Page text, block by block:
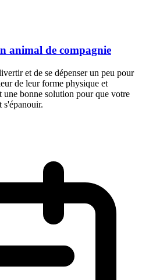
animal de compagnie
et de se dépenser un peu pour
de leur forme physique et
bonne solution pour que votre
s'épanouir.